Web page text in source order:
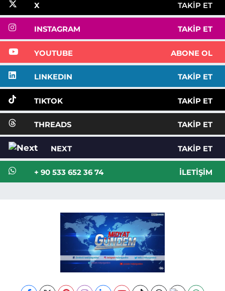
X TAKIP ET
INSTAGRAM TAKIP ET
YOUTUBE ABONE OL
LINKEDIN TAKIP ET
TIKTOK TAKIP ET
THREADS TAKIP ET
NEXT TAKIP ET
+ 90 533 652 36 74 İLETIŞIM